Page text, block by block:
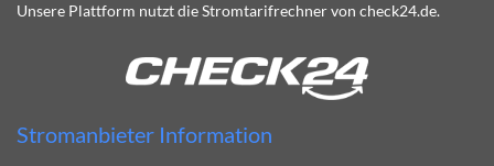
Unsere Plattform nutzt die Stromtarifrechner von check24.de.
Stromanbieter Information